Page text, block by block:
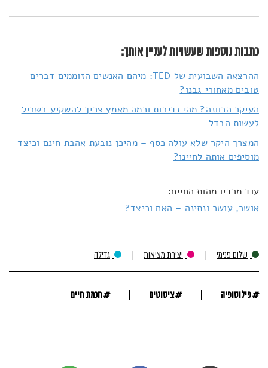
כתבות נוספות שעשויות לעניין אותך:
ההרצאה השבועית של TED: מיהם האנשים הזוממים דברים
טובים מאחורי גבנו?
העיקר הכוונה? מהי נדיבות וכמה מאמץ צריך להשקיע בשביל
לעשות הבדל
המצרך היקר שלא עולה כסף – מהיכן נובעת אהבת חינם וכיצד
מוסיפים אותה לחיינו?
עוד מרדיו מהות החיים:
אושר, עושר ונתינה – האם וכיצד?
שלום פנימי יצירת מציאות גדילה
#פילוסופיה #ציטוטים #חכמת חיים